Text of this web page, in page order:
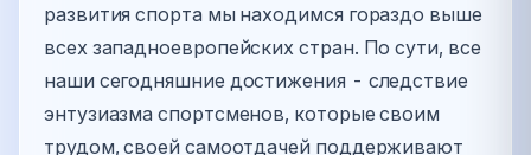
развития спорта мы находимся гораздо выше
всех западноевропейских стран. По сути, все
наши сегодняшние достижения - следствие
энтузиазма спортсменов, которые своим
трудом, своей самоотдачей поддерживают